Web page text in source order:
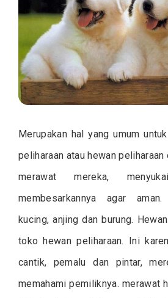
Merupakan hal yang umum
peliharaan atau hewan
merawat mereka,
membesarkannya agar
kucing, anjing dan burung.
toko hewan peliharaan. Ini
cantik, pemalu dan pintar,
memahami pemiliknya. merawat